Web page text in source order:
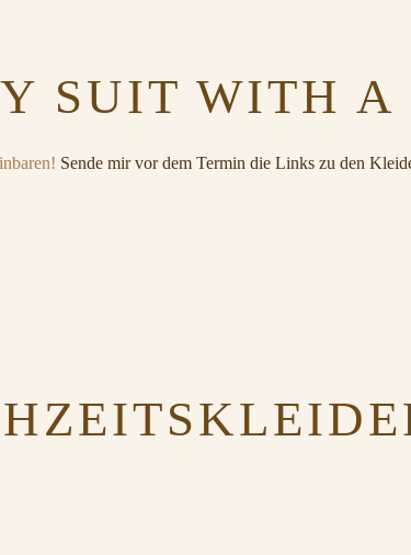
SUIT WITH A
Sende mir vor dem Termin die Links zu den